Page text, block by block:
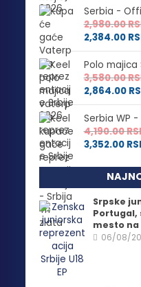
Serbia -
2,980.00
2,384.00
Polo majica
3,580.00
2,864.00
Serbia WP -
4,190.00
3,352.00
Srpske
Portugal,
mesto na
06/08/